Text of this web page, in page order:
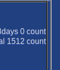
0count
1512 count